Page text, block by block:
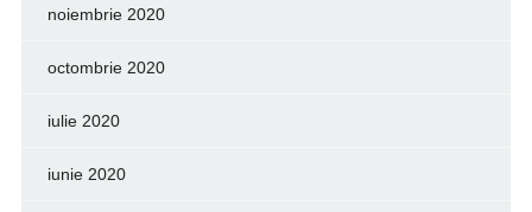
noiembrie 2020
octombrie 2020
iulie 2020
iunie 2020